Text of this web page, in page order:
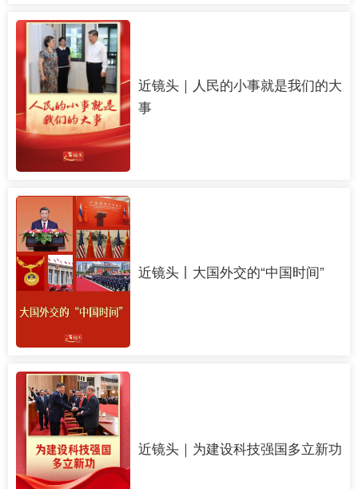
近镜头｜人民的小事就是我们的大
事
近镜头丨大国外交的“中国时间”
近镜头｜为建设科技强国多立新功